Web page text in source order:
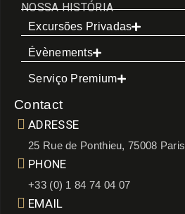
NOSSA HISTÓRIA
Excursões Privadas
Évènements
Serviço Premium
Contact
ADRESSE
25 Rue de Ponthieu, 75008 Paris
PHONE
+33 (0) 1 84 74 04 07
EMAIL